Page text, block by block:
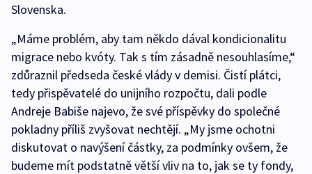
Slovenska.
„Máme problém, aby tam někdo dával kondicionalitu
migrace nebo kvóty. Tak s tím zásadně nesouhlasíme,“
zdůraznil předseda české vlády v demisi. Čistí plátci,
tedy přispěvatelé do unijního rozpočtu, dali podle
Andreje Babiše najevo, že své příspěvky do společné
pokladny příliš zvyšovat nechtějí. „My jsme ochotni
diskutovat o navýšení částky, za podmínky ovšem, že
budeme mít podstatně větší vliv na to, jak se ty fondy,